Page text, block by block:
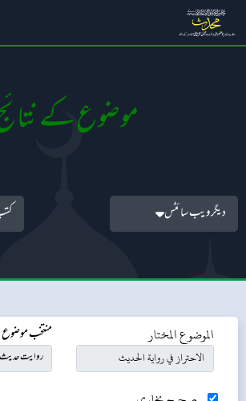
موضوع کے
دیگر ویب سائٹس
الموضوع المختار منتخب موضوع